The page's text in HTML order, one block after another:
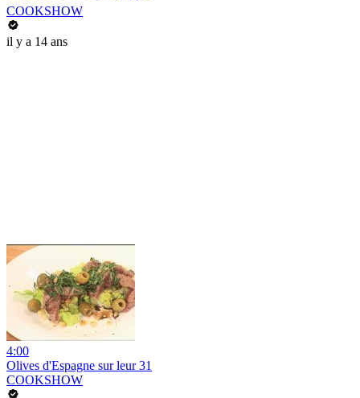
COOKSHOW
il y a 14 ans
4:00
Olives d'Espagne sur leur 31
COOKSHOW